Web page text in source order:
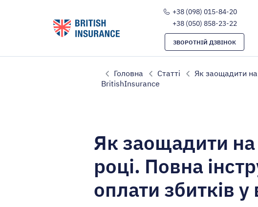
+38 (098) 015-84-20
+38 (050) 858-23-22
ЗВОРОТНІЙ ДЗВІНОК
Головна Статті
Як заощадити на
BritishInsurance
Як заощадити на
році. Повна
оплати збитків